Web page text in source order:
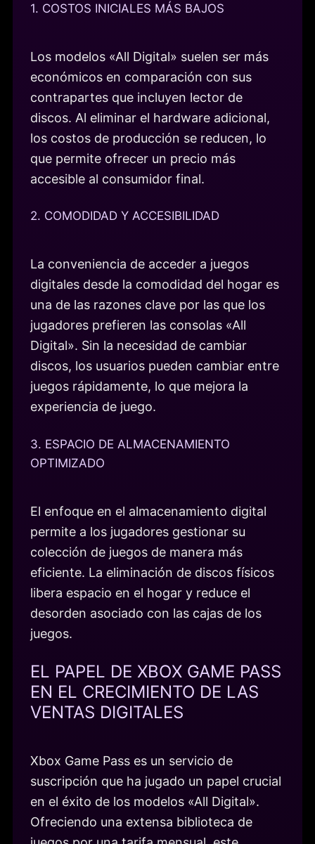
1. COSTOS INICIALES MÁS BAJOS
Los modelos «All Digital» suelen ser más
económicos en comparación con sus
contrapartes que incluyen lector de
discos. Al eliminar el hardware adicional,
los costos de producción se reducen, lo
que permite ofrecer un precio más
accesible al consumidor final.
2. COMODIDAD Y ACCESIBILIDAD
La conveniencia de acceder a juegos
digitales desde la comodidad del hogar es
una de las razones clave por las que los
jugadores prefieren las consolas «All
Digital». Sin la necesidad de cambiar
discos, los usuarios pueden cambiar entre
juegos rápidamente, lo que mejora la
experiencia de juego.
3. ESPACIO DE ALMACENAMIENTO
OPTIMIZADO
El enfoque en el almacenamiento digital
permite a los jugadores gestionar su
colección de juegos de manera más
eficiente. La eliminación de discos físicos
libera espacio en el hogar y reduce el
desorden asociado con las cajas de los
juegos.
EL PAPEL DE XBOX GAME PASS
EN EL CRECIMIENTO DE LAS
VENTAS DIGITALES
Xbox Game Pass es un servicio de
suscripción que ha jugado un papel crucial
en el éxito de los modelos «All Digital».
Ofreciendo una extensa biblioteca de